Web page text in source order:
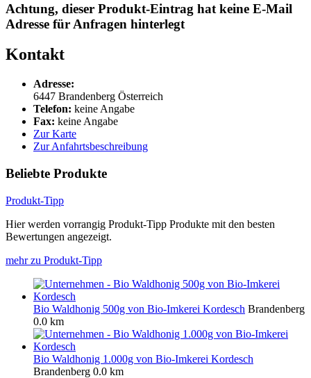
Achtung, dieser Produkt-Eintrag hat keine E-Mail
Adresse für Anfragen hinterlegt
Kontakt
Adresse:
6447 Brandenberg Österreich
Telefon: keine Angabe
Fax: keine Angabe
Zur Karte
Zur Anfahrtsbeschreibung
Beliebte Produkte
Produkt-Tipp
Hier werden vorrangig Produkt-Tipp Produkte mit den besten
Bewertungen angezeigt.
mehr zu Produkt-Tipp
Bio Waldhonig 500g von Bio-Imkerei Kordesch Brandenberg
0.0 km
Bio Waldhonig 1.000g von Bio-Imkerei Kordesch
Brandenberg 0.0 km